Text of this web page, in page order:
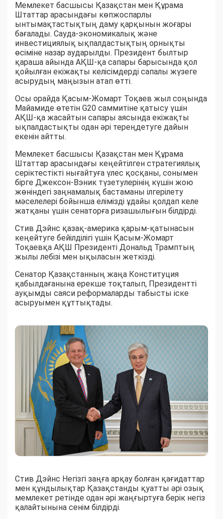
Мемлекет басшысы Қазақстан мен Құрама
Штаттар арасындағы көпжоспарлы
ынтымақтастықтың даму қарқынын жоғары
бағалады. Сауда-экономикалық және
инвестициялық ықпалдастықтың орнықты
өсіміне назар аударылды. Президент былтыр
қараша айында АҚШ-қа сапары барысында қол
қойылған екіжақты келісімдерді сапалы жүзеге
асырудың маңызын атап өтті.
Осы орайда Қасым-Жомарт Тоқаев жыл соңында
Майамиде өтетін G20 саммитіне қатысу үшін
АҚШ-қа жасайтын сапары аясында екіжақты
ықпалдастықты одан әрі тереңдетуге дайын
екенін айтты.
Мемлекет басшысы Қазақстан мен Құрама
Штаттар арасындағы кеңейтілген стратегиялық
серіктестікті нығайтуға үлес қосқаны, сонымен
бірге Джексон-Вэник түзетулерінің күшін жою
жөніндегі заңнамалық бастаманы ілгерілету
мәселелері бойынша елімізді ұдайы қолдап келе
жатқаны үшін сенаторға ризашылығын білдірді.
Стив Дэйнс қазақ-америка қарым-қатынасын
кеңейтуге бейілділігі үшін Қасым-Жомарт
Тоқаевқа АҚШ Президенті Дональд Трамптың
жылы лебізі мен ықыласын жеткізді.
Сенатор Қазақстанның жаңа Конституция
қабылдағанына ерекше тоқталып, Президентті
ауқымды саяси реформаларды табысты іске
асыруымен құттықтады.
Стив Дэйнс Негізгі заңға арқау болған қағидаттар
мен құндылықтар Қазақстанды қуатты әрі озық
мемлекет ретінде одан әрі жаңғыртуға берік негіз
қалайтынына сенім білдірді.